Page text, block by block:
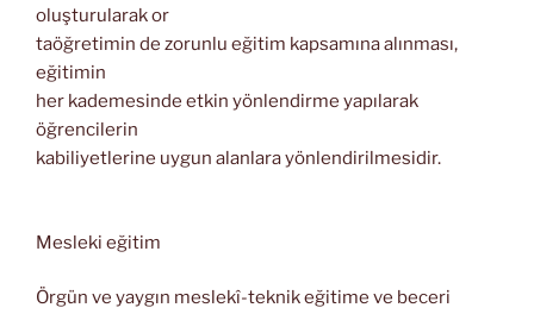
oluşturularak or
taöğretimin de zorunlu eğitim kapsamına alınması,
eğitimin
her kademesinde etkin yönlendirme yapılarak
öğrencilerin
kabiliyetlerine uygun alanlara yönlendirilmesidir.
Mesleki eğitim
Örgün ve yaygın meslekî-teknik eğitime ve beceri